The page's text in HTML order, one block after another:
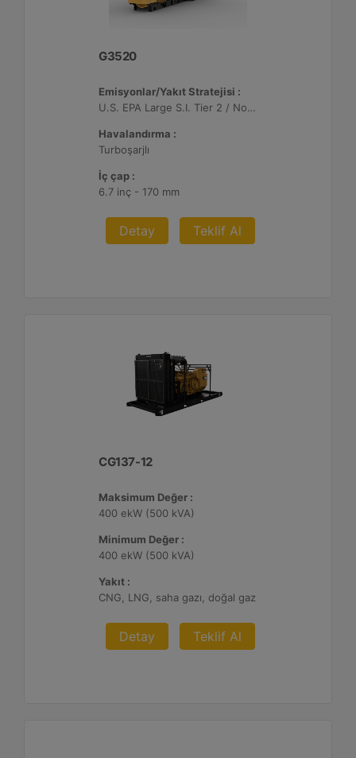
G3520
Emisyonlar/Yakıt Stratejisi :
U.S. EPA Large S.I. Tier 2 / Non-Road Mobile Sertifikalı
Havalandırma :
Turboşarjlı
İç çap :
6.7 inç - 170 mm
Detay Teklif Al
CG137-12
Maksimum Değer :
400 ekW (500 kVA)
Minimum Değer :
400 ekW (500 kVA)
Yakıt :
CNG, LNG, saha gazı, doğal gaz
Detay Teklif Al